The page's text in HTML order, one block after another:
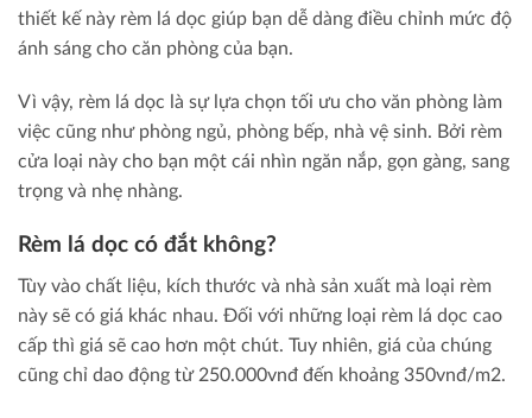
thiết kế này rèm lá dọc giúp bạn dễ dàng điều chỉnh mức độ
ánh sáng cho căn phòng của bạn.
Vì vậy, rèm lá dọc là sự lựa chọn tối ưu cho văn phòng làm
việc cũng như phòng ngủ, phòng bếp, nhà vệ sinh. Bởi rèm
cửa loại này cho bạn một cái nhìn ngăn nắp, gọn gàng, sang
trọng và nhẹ nhàng.
Rèm lá dọc có đắt không?
Tùy vào chất liệu, kích thước và nhà sản xuất mà loại rèm
này sẽ có giá khác nhau. Đối với những loại rèm lá dọc cao
cấp thì giá sẽ cao hơn một chút. Tuy nhiên, giá của chúng
cũng chỉ dao động từ 250.000vnđ đến khoảng 350vnđ/m2.